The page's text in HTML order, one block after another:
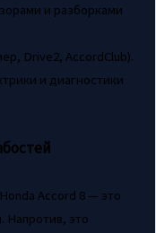
и разборками
Drive2, AccordClub).
и диагностики
Accord 8 — это
Напротив, это